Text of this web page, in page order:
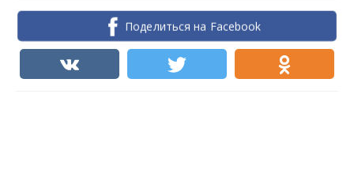
Поделиться на Facebook